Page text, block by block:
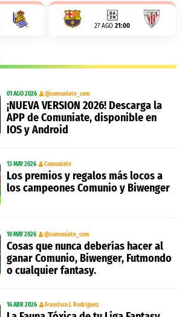
27 AGO 21:00
01 AGO 2026 @comuniate_com
¡NUEVA VERSION 2026! Descarga la
APP de Comuniate, disponible en
IOS y Android
13 MAY 2026 Comuniate
Los premios y regalos más locos a
los campeones Comunio y Biwenger
10 MAY 2026 @comuniate_com
Cosas que nunca deberías hacer al
ganar Comunio, Biwenger, Futmondo
o cualquier fantasy.
16 ABR 2026 Francisco J. Rodríguez